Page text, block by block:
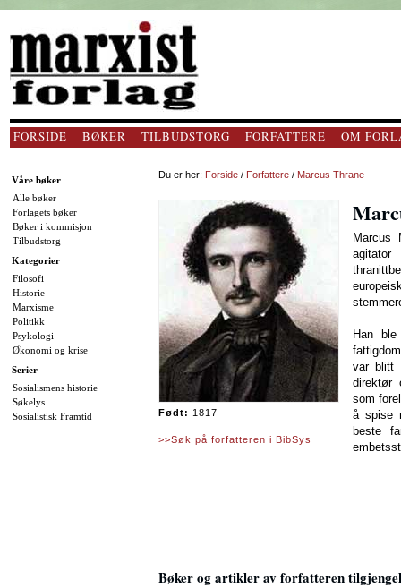
FORSIDE BØKER TILBUDSTORG FORFATTERE OM
Våre bøker
Alle bøker
Forlagets bøker
Bøker i kommisjon
Tilbudstorg
Kategorier
Filosofi
Historie
Marxisme
Politikk
Psykologi
Økonomi og krise
Serier
Sosialismens historie
Søkelys
Sosialistisk Framtid
Du er her: Forside / Forfattere / Marcus Thrane
Født: 1817
>>Søk på forfatteren i BibSys
Marcus
Han
var blitt
direk­tør
som
å spise
beste
Bøker og artikler av forfatteren